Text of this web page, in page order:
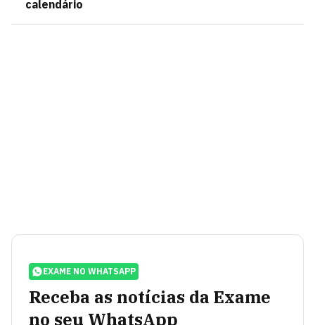
calendário
EXAME NO WHATSAPP
Receba as notícias da Exame
no seu WhatsApp